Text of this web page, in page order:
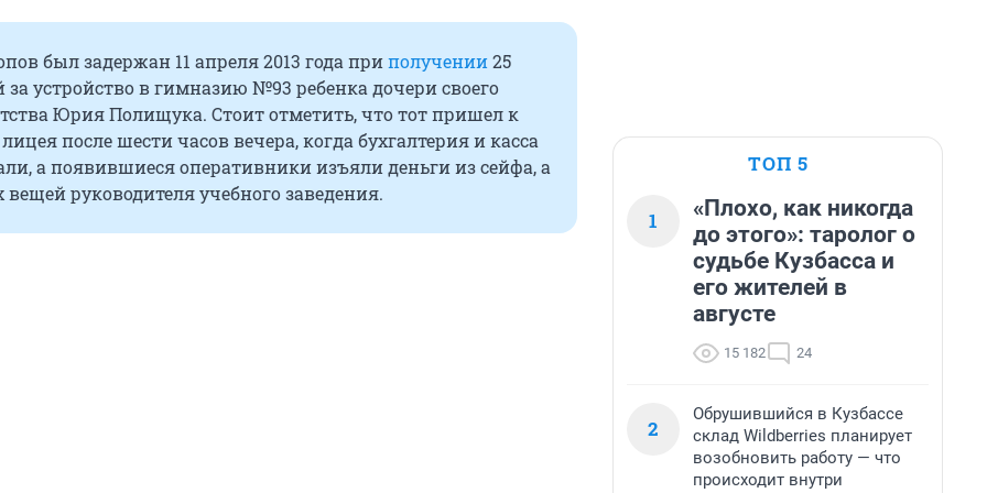
был задержан 11 апреля 2013 года приполучении25
за устройство в гимназию №93 ребенка дочери своего
Юрия Полищука. Стоит отметить, что тот пришел к
после шести часов вечера, когда бухгалтерия и касса
а появившиеся оперативники изъяли деньги из сейфа, а
руководителя учебного заведения.
ТОП 5
1
«Плохо, как никогда
до этого»: таролог о
судьбе Кузбасса и
его жителей в
августе
15 182 24
2
Обрушившийся в Кузбассе
склад Wildberries планирует
возобновить работу — что
происходит внутри